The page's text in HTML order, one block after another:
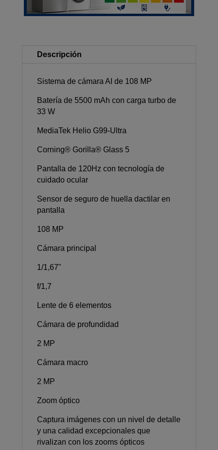
Descripción
Sistema de cámara AI de 108 MP
Batería de 5500 mAh con carga turbo de
33 W
MediaTek Helio G99-Ultra
Corning® Gorilla® Glass 5
Pantalla de 120Hz con tecnología de
cuidado ocular
Sensor de seguro de huella dactilar en
pantalla
108 MP
Cámara principal
1/1,67"
f/1,7
Lente de 6 elementos
Cámara de profundidad
2 MP
Cámara macro
2 MP
Zoom óptico
Captura imágenes con un nivel de detalle
y una calidad excepcionales que
rivalizan con los zooms ópticos